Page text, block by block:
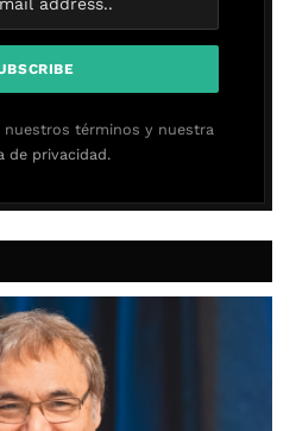
nuestros términos y nuestra
de privacidad.